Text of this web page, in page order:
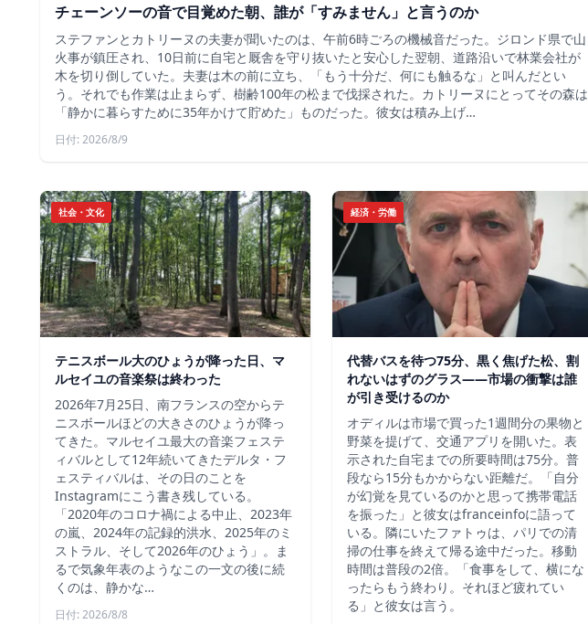
チェーンソーの音で目覚めた朝、誰が「すみません」と言うのか
ステファンとカトリーヌの夫妻が聞いたのは、午前6時ごろの機械音だった。ジロンド県で山
火事が鎮圧され、10日前に自宅と厩舎を守り抜いたと安心した翌朝、道路沿いで林業会社が
木を切り倒していた。夫妻は木の前に立ち、「もう十分だ、何にも触るな」と叫んだとい
う。それでも作業は止まらず、樹齢100年の松まで伐採された。カトリーヌにとってその森は
「静かに暮らすために35年かけて貯めた」ものだった。彼女は積み上げ…
日付: 2026/8/9
社会・文化
テニスボール大のひょうが降った日、マ
ルセイユの音楽祭は終わった
2026年7月25日、南フランスの空からテ
ニスボールほどの大きさのひょうが降っ
てきた。マルセイユ最大の音楽フェステ
ィバルとして12年続いてきたデルタ・フ
ェスティバルは、その日のことを
Instagramにこう書き残している。
「2020年のコロナ禍による中止、2023年
の嵐、2024年の記録的洪水、2025年のミ
ストラル、そして2026年のひょう」。ま
るで気象年表のようなこの一文の後に続
くのは、静かな…
日付: 2026/8/8
経済・労働
代替バスを待つ75分、黒く焦げた松、割
れないはずのグラス——市場の衝撃は誰
が引き受けるのか
オディルは市場で買った1週間分の果物と
野菜を提げて、交通アプリを開いた。表
示された自宅までの所要時間は75分。普
段なら15分もかからない距離だ。「自分
が幻覚を見ているのかと思って携帯電話
を振った」と彼女はfranceinfoに語って
いる。隣にいたファトゥは、パリでの清
掃の仕事を終えて帰る途中だった。移動
時間は普段の2倍。「食事をして、横にな
ったらもう終わり。それほど疲れてい
る」と彼女は言う。